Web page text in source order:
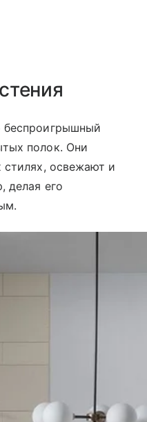
полок. Они
стилях, освежают и
делая его